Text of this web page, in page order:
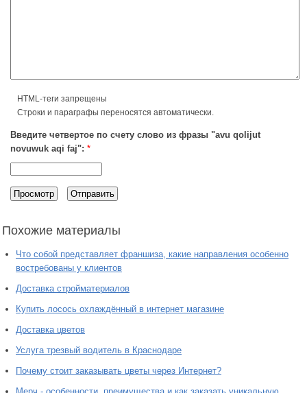
HTML-теги запрещены
Строки и параграфы переносятся автоматически.
Введите четвертое по счету слово из фразы "avu qolijut
novuwuk aqi faj": *
Похожие материалы
Что собой представляет франшиза, какие направления особенно
востребованы у клиентов
Доставка стройматериалов
Купить лосось охлаждённый в интернет магазине
Доставка цветов
Услуга трезвый водитель в Краснодаре
Почему стоит заказывать цветы через Интернет?